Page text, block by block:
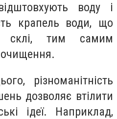
воду і
крапель води, що
склі, тим самим
різноманітність
дозволяє втілити
ідеї. Наприклад,